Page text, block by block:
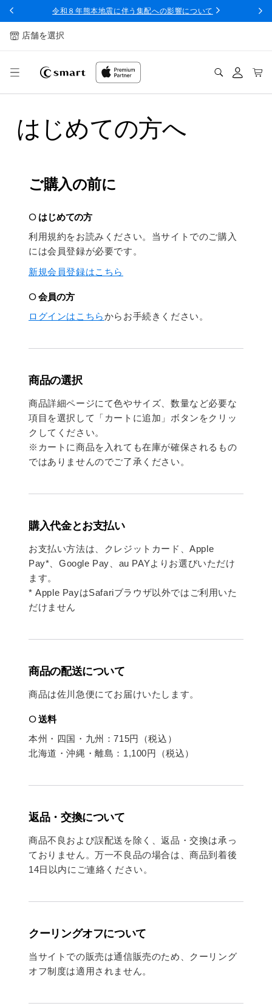
プ
令和８年熊本地震に伴う集配への影響について
店舗を選択
イン
ト
じ
はじめての方へ
ご購入の前に
○ はじめての方
利用規約をお読みください。当サイトでのご購入
には会員登録が必要です。
新規会員登録はこちら
○ 会員の方
ログインはこちらからお手続きください。
商品の選択
商品詳細ページにて色やサイズ、数量など必要な
項目を選択して「カートに追加」ボタンをクリッ
クしてください。
※カートに商品を入れても在庫が確保されるもの
ではありませんのでご了承ください。
購入代金とお支払い
お支払い方法は、クレジットカード、Apple
Pay*、Google Pay、au PAYよりお選びいただけ
ます。
* Apple PayはSafariブラウザ以外ではご利用いた
だけません
商品の配送について
商品は佐川急便にてお届けいたします。
○ 送料
本州・四国・九州：715円（税込）
北海道・沖縄・離島：1,100円（税込）
返品・交換について
商品不良および誤配送を除く、返品・交換は承っ
ておりません。万一不良品の場合は、商品到着後
14日以内にご連絡ください。
クーリングオフについて
当サイトでの販売は通信販売のため、クーリング
オフ制度は適用されません。